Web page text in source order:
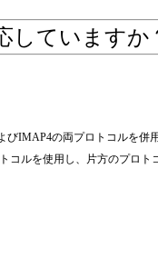
していますか
びIMAP4の両プロトコルを
コルを使用し、片方のプロ